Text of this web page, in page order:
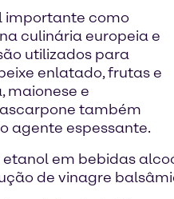
importante como
culinária europeia e
utilizados para
enlatado, frutas e
maionese e
também
agente espessante.
em bebidas
de vinagre